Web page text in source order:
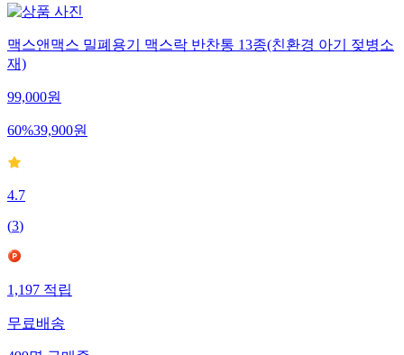
맥스앤맥스 밀폐용기 맥스락 반찬통 13종(친환경 아기 젖병소
재)
99,000원
60%39,900원
4.7
(3)
1,197적립
무료배송